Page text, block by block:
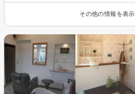
その他の情報を表示